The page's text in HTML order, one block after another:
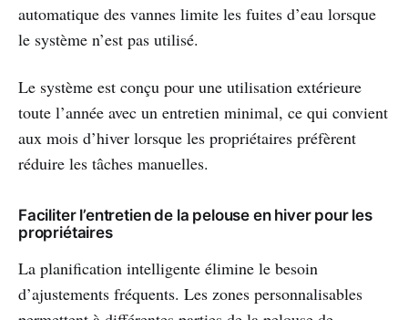
automatique des vannes limite les fuites d’eau lorsque
le système n’est pas utilisé.
Le système est conçu pour une utilisation extérieure
toute l’année avec un entretien minimal, ce qui convient
aux mois d’hiver lorsque les propriétaires préfèrent
réduire les tâches manuelles.
Faciliter l’entretien de la pelouse en hiver pour les
propriétaires
La planification intelligente élimine le besoin
d’ajustements fréquents. Les zones personnalisables